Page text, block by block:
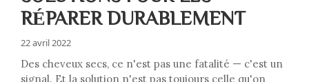
RÉPARER DURABLEMENT
22 avril 2022
Des cheveux secs, ce n'est pas une fatalité — c'est un
signal. Et la solution n'est pas toujours celle qu'on